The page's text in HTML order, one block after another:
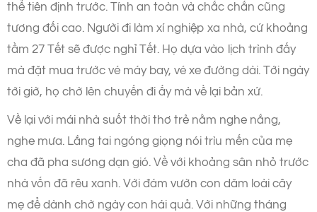
thể tiên định trước. Tính an toàn và chắc chắn cũng
tương đối cao. Người đi làm xí nghiệp xa nhà, cứ khoảng
tầm 27 Tết sẽ được nghỉ Tết. Họ dựa vào lịch trình đấy
mà đặt mua trước vé máy bay, vé xe đường dài. Tới ngày
tới giờ, họ chờ lên chuyến đi ấy mà về lại bản xứ.
Về lại với mái nhà suốt thời thơ trẻ nằm nghe nắng,
nghe mưa. Lắng tai ngóng giọng nói trìu mến của mẹ
cha đã pha sương dạn gió. Về với khoảng sân nhỏ trước
nhà vốn đã rêu xanh. Với đám vườn con dăm loài cây
mẹ để dành chờ ngày con hái quả. Với những tháng